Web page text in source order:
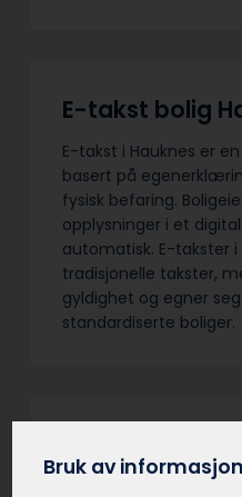
E-takst bolig
E-takst i Hauknes er
basert på
fysisk befaring.
opplysninger i et
automatisk. E-takster i
tradisjonelle takster,
gyldighet og egner
standardiserte boliger.
Hauknes
Bruk av